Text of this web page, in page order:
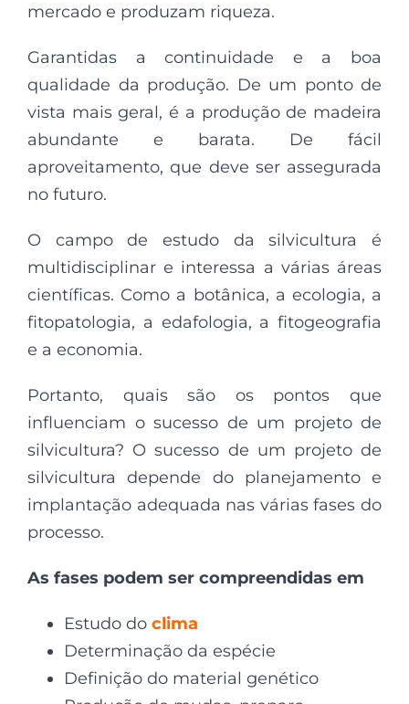
mercado e produzam riqueza.
Garantidas a continuidade e a boa
qualidade da produção. De um ponto de
vista mais geral, é a produção de madeira
abundante e barata. De fácil
aproveitamento, que deve ser assegurada
no futuro.
O campo de estudo da silvicultura é
multidisciplinar e interessa a várias áreas
científicas. Como a botânica, a ecologia, a
fitopatologia, a edafologia, a fitogeografia
e a economia.
Portanto, quais são os pontos que
influenciam o sucesso de um projeto de
silvicultura? O sucesso de um projeto de
silvicultura depende do planejamento e
implantação adequada nas várias fases do
processo.
As fases podem ser compreendidas em
Estudo do clima
Determinação da espécie
Definição do material genético